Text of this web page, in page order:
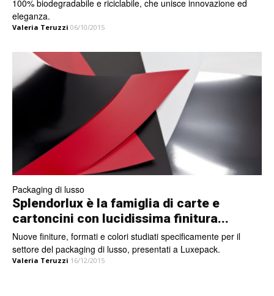
100% biodegradabile e riciclabile, che unisce innovazione ed
eleganza.
Valeria Teruzzi 06/10/2015
Packaging di lusso
Splendorlux è la famiglia di carte e
cartoncini con lucidissima finitura...
Nuove finiture, formati e colori studiati specificamente per il
settore del packaging di lusso, presentati a Luxepack.
Valeria Teruzzi 16/12/2015